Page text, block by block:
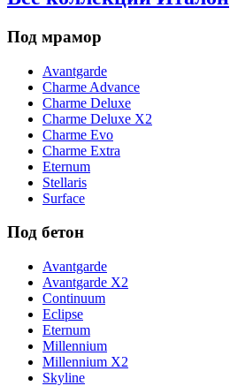
Под мрамор
Avantgarde
Charme Advance
Charme Deluxe
Charme Deluxe X2
Charme Evo
Charme Extra
Eternum
Stellaris
Surface
Под бетон
Avantgarde
Avantgarde X2
Continuum
Eclipse
Eternum
Millennium
Millennium X2
Skyline